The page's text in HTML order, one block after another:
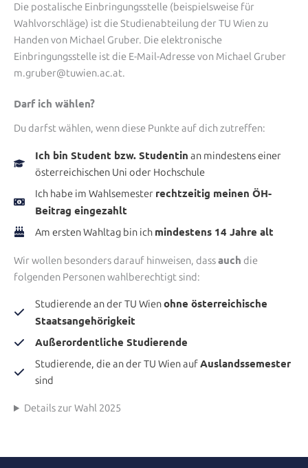
Die postalische Einbringungsstelle (beispielsweise für
Wahlvorschläge) ist die Studienabteilung der TU Wien zu
Handen von Michael Gruber. Die elektronische
Einbringungsstelle ist die E-Mail-Adresse von Michael Gruber
m.gruber@tuwien.ac.at.
Darf ich wählen?
Du darfst wählen, wenn diese Punkte auf dich zutreffen:
Ich bin Student bzw. Studentin an mindestens einer
österreichischen Uni oder Hochschule
Ich habe im Wahlsemester rechtzeitig meinen ÖH-
Beitrag eingezahlt
Am ersten Wahltag bin ich mindestens 14 Jahre alt
Wir wollen besonders darauf hinweisen, dassauch die
folgenden Personen wahlberechtigt sind:
Studierende an der TU Wienohne österreichische
Staatsangehörigkeit
Außerordentliche Studierende
Studierende, die an der TU Wien aufAuslandssemester
sind
Details zur Wahl 2025